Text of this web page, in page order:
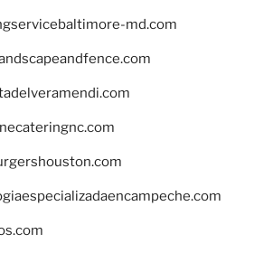
md.com